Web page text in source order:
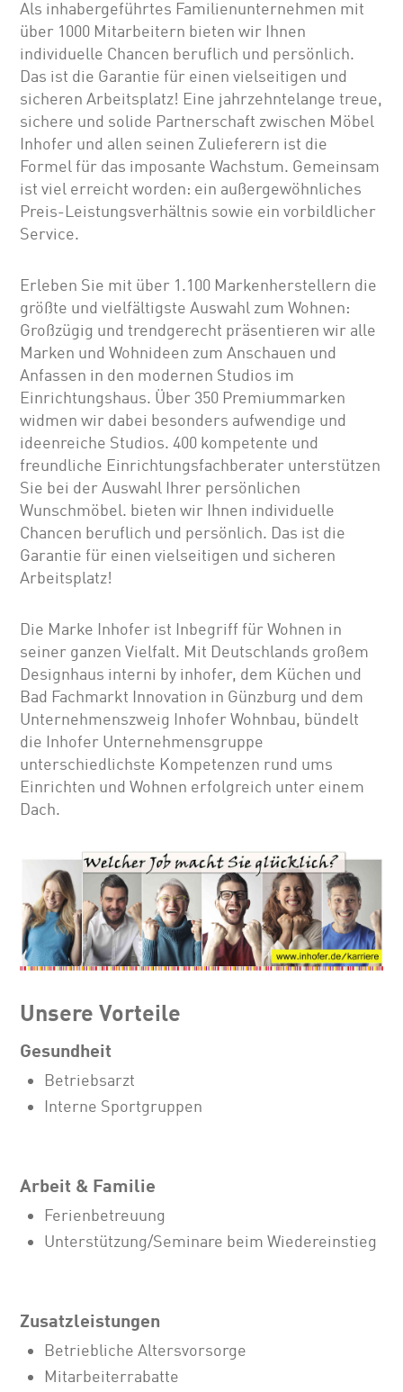
Als inhabergeführtes Familienunternehmen mit
über 1000 Mitarbeitern bieten wir Ihnen
individuelle Chancen beruflich und persönlich.
Das ist die Garantie für einen vielseitigen und
sicheren Arbeitsplatz! Eine jahrzehntelange treue,
sichere und solide Partnerschaft zwischen Möbel
Inhofer und allen seinen Zulieferern ist die
Formel für das imposante Wachstum. Gemeinsam
ist viel erreicht worden: ein außergewöhnliches
Preis-Leistungsverhältnis sowie ein vorbildlicher
Service.
Erleben Sie mit über 1.100 Markenherstellern die
größte und vielfältigste Auswahl zum Wohnen:
Großzügig und trendgerecht präsentieren wir alle
Marken und Wohnideen zum Anschauen und
Anfassen in den modernen Studios im
Einrichtungshaus. Über 350 Premiummarken
widmen wir dabei besonders aufwendige und
ideenreiche Studios. 400 kompetente und
freundliche Einrichtungsfachberater unterstützen
Sie bei der Auswahl Ihrer persönlichen
Wunschmöbel. bieten wir Ihnen individuelle
Chancen beruflich und persönlich. Das ist die
Garantie für einen vielseitigen und sicheren
Arbeitsplatz!
Die Marke Inhofer ist Inbegriff für Wohnen in
seiner ganzen Vielfalt. Mit Deutschlands großem
Designhaus interni by inhofer, dem Küchen und
Bad Fachmarkt Innovation in Günzburg und dem
Unternehmenszweig Inhofer Wohnbau, bündelt
die Inhofer Unternehmensgruppe
unterschiedlichste Kompetenzen rund ums
Einrichten und Wohnen erfolgreich unter einem
Dach.
Unsere Vorteile
Gesundheit
Betriebsarzt
Interne Sportgruppen
Arbeit & Familie
Ferienbetreuung
Unterstützung/Seminare beim Wiedereinstieg
Zusatzleistungen
Betriebliche Altersvorsorge
Mitarbeiterrabatte